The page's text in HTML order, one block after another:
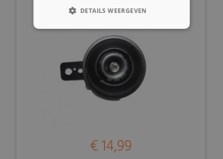
€ 14,99
DETAILS WEERGEVEN